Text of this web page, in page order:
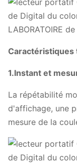
Caractéristiques
1.Instant et
La répétabilité
d'affichage, une
mesure de la